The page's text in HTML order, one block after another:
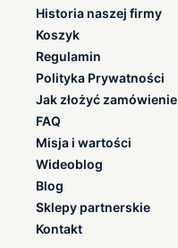
Historia naszej firmy
Koszyk
Regulamin
Polityka Prywatności
Jak złożyć zamówienie
FAQ
Misja i wartości
Wideoblog
Blog
Sklepy partnerskie
Kontakt